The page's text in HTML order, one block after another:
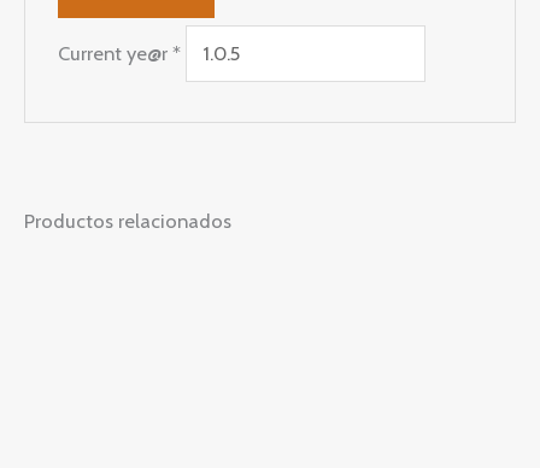
Current ye@r*
Productos relacionados